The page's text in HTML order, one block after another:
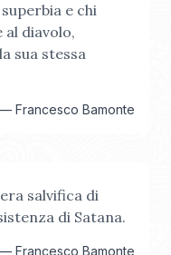
e chi
al diavolo,
sua stessa
— Francesco Bamonte
salvifica di
di Satana.
— Francesco Bamonte